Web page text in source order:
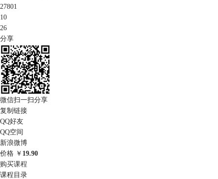
27801
10
26
分享
微信扫一扫分享
复制链接
QQ好友
QQ空间
新浪微博
价格 ￥ 19.90
购买课程
课程目录